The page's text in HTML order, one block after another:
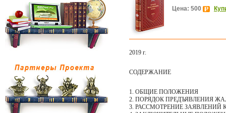
Цена: 500
2019 г.
СОДЕРЖАНИЕ
1. ОБЩИЕ ПОЛОЖЕНИЯ
2. ПОРЯДОК ПРЕДЪЯВЛЕНИЯ
3. РАССМОТРЕНИЕ